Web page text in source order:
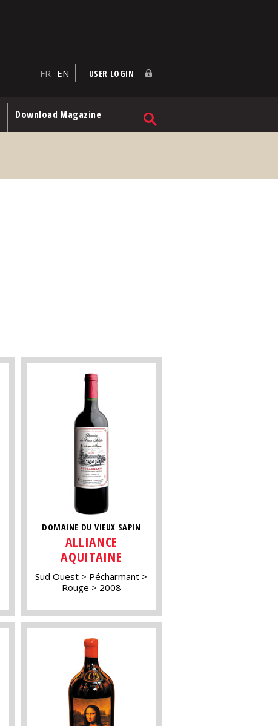
FR EN USER LOGIN
Download Magazine
DOMAINE DU VIEUX SAPIN
ALLIANCE
AQUITAINE
Sud Ouest
Pécharmant
Rouge
2008